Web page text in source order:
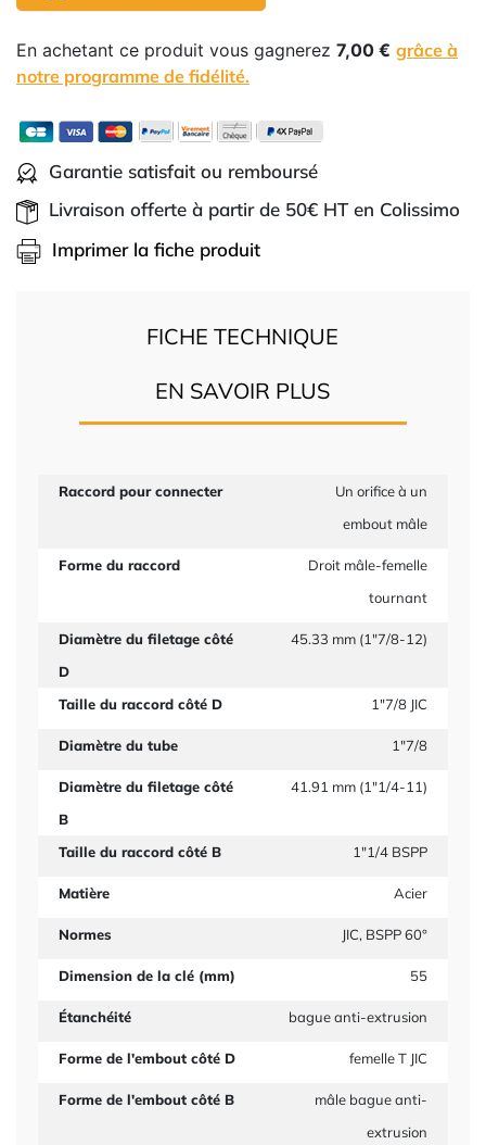
En achetant ce produit vous gagnerez 7,00 € grâce à
notre programme de fidélité.
Garantie satisfait ou remboursé
Livraison offerte à partir de 50€ HT en Colissimo
Imprimer la fiche produit
FICHE TECHNIQUE
EN SAVOIR PLUS
Raccord pour connecter
Un orifice à un
embout mâle
Forme du raccord
Droit mâle-femelle
tournant
Diamètre du filetage côté
D
45.33 mm (1"7/8-12)
Taille du raccord côté D 1"7/8 JIC
Diamètre du tube 1"7/8
Diamètre du filetage côté
B
41.91 mm (1"1/4-11)
Taille du raccord côté B 1"1/4 BSPP
Matière Acier
Normes JIC, BSPP 60°
Dimension de la clé (mm) 55
Étanchéité bague anti-extrusion
Forme de l'embout côté D femelle T JIC
Forme de l'embout côté B
mâle bague anti-
extrusion